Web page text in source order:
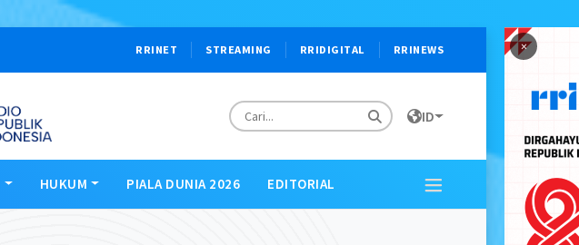
×
RRINET STREAMING RRIDIGITAL RRINEWS
ID
HUKUM PIALA DUNIA 2026 EDITORIAL